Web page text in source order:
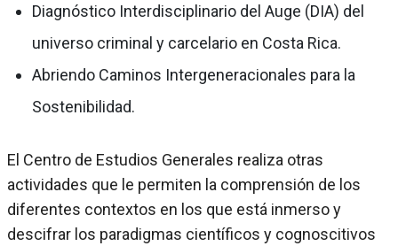
Diagnóstico Interdisciplinario del Auge (DIA) del
universo criminal y carcelario en Costa Rica.
Abriendo Caminos Intergeneracionales para la
Sostenibilidad.
El Centro de Estudios Generales realiza otras
actividades que le permiten la comprensión de los
diferentes contextos en los que está inmerso y
descifrar los paradigmas científicos y cognoscitivos